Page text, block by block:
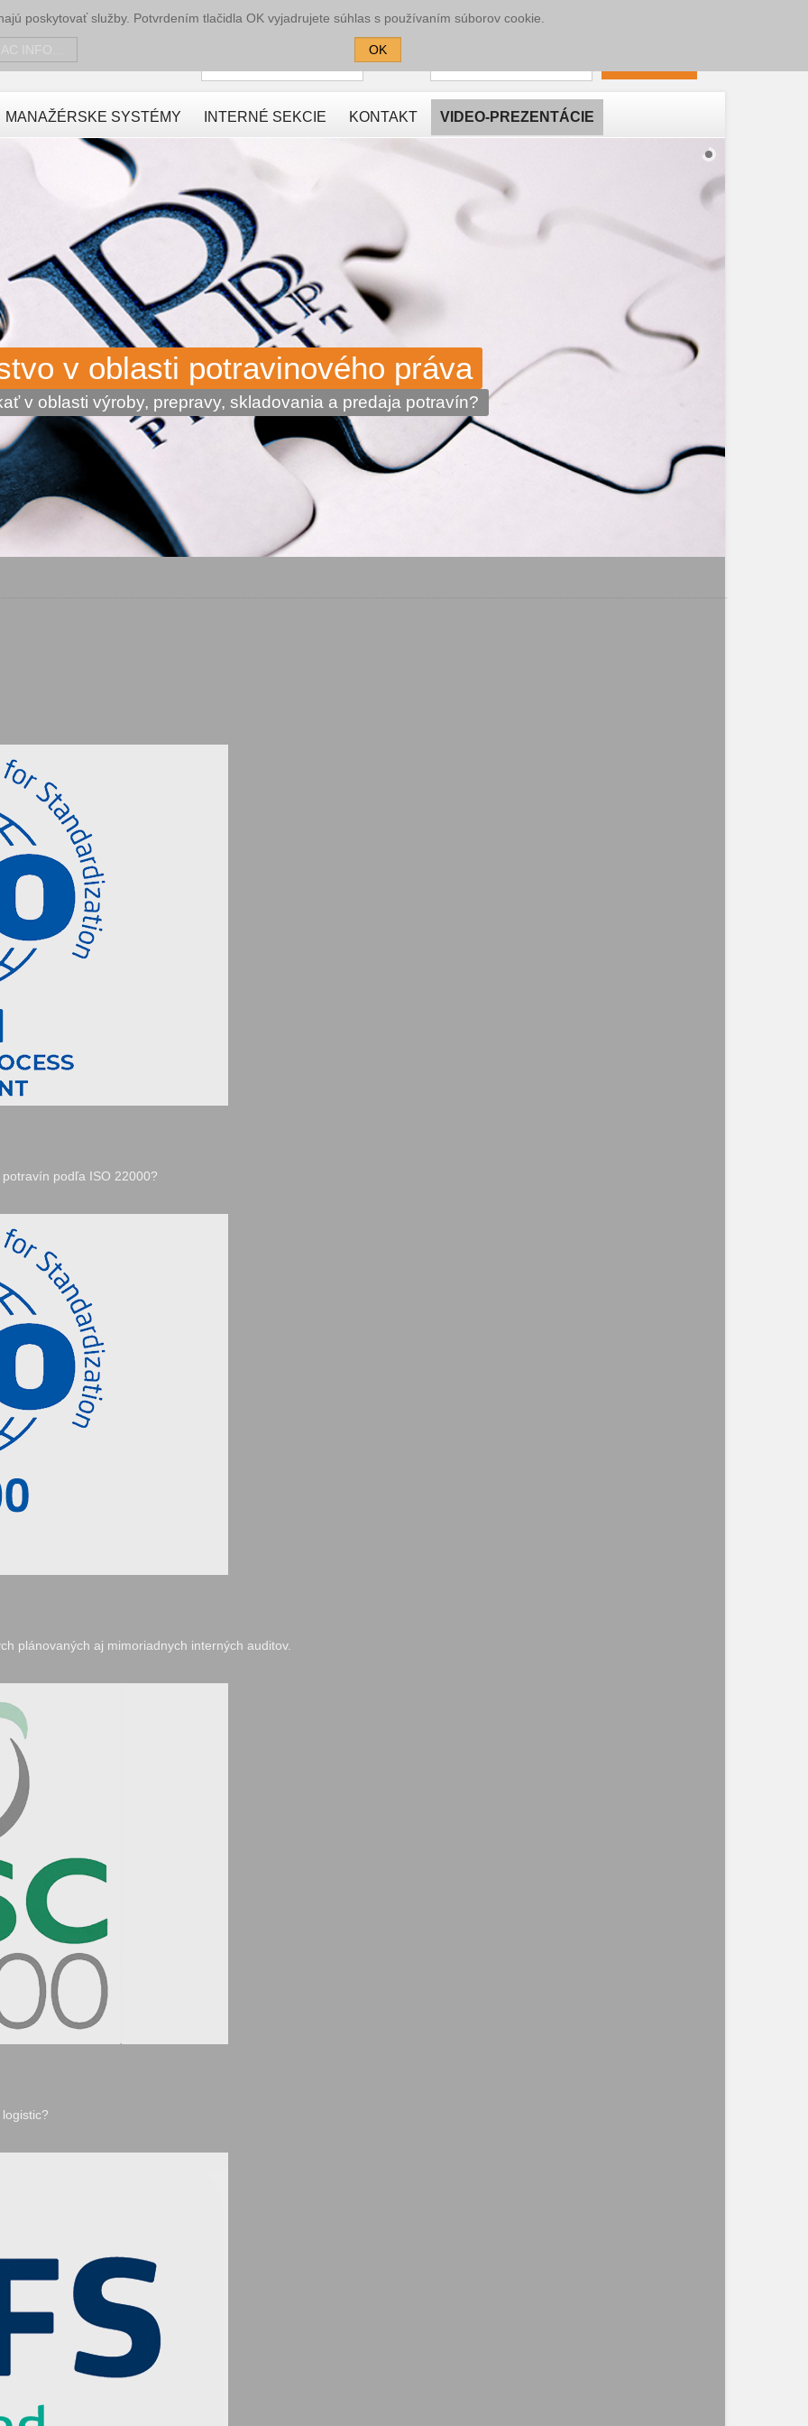
poskytovať služby. Potvrdením tlačidla OK vyjadrujete súhlas s používaním súborov cookie.
OK
Prihlásenie
Používateľské meno Heslo
MANAŽÉRSKE SYSTÉMY INTERNÉ SEKCIE KONTAKT VIDEO-PREZENTÁCIE
v oblasti potravinového práva
v oblasti výroby, prepravy, skladovania a predaja potravín?
podľa ISO 22000?
plánovaných aj mimoriadnych interných auditov.